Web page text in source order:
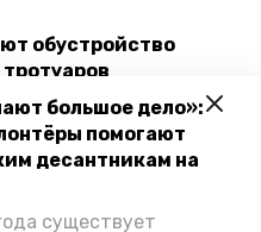
большое дело»:
помогают
десантникам на
существует
обустройство
улицы Ленина в
Монастырский
ливней